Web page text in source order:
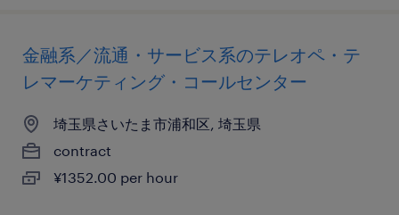
金融系／流通・サービス系のテレオペ・テ
レマーケティング・コールセンター
埼玉県さいたま市浦和区, 埼玉県
contract
¥1352.00 per hour